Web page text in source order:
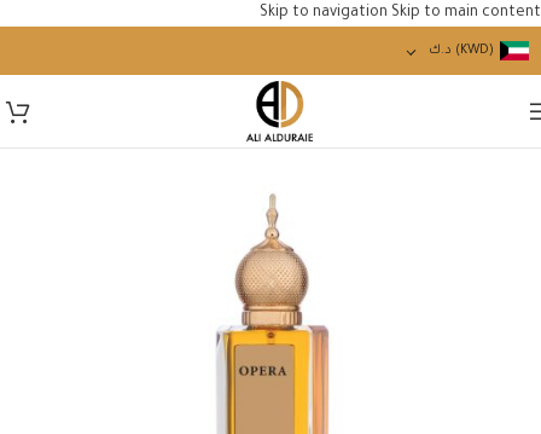
Skip to navigation Skip to main content
(KWD) د.ك